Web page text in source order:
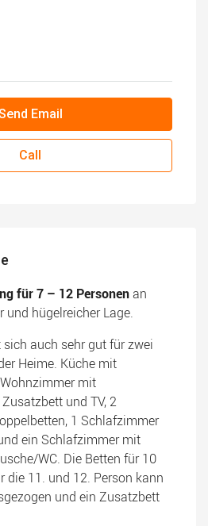
Email
Call
für 7 – 12 Personenan
und hügelreicher Lage.
auch sehr gut für zwei
Heime. Küche mit
mit
und TV, 2
1 Schlafzimmer
ein Schlafzimmer mit
WC. Die Betten für 10
die 11. und 12. Person kann
und ein Zusatzbett